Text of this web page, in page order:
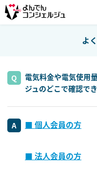
よ
電気料金や電気使用
ジュのどこで確認で
■ 個人会員の方
■ 法人会員の方